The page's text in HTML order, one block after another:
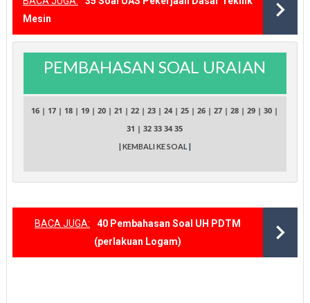
Mesin
PEMBAHASAN SOAL URAIAN
16 | 17 | 18 | 19 |20 |21 |22 |23 |24 |25 |26 |27 |28 |29 |30 |
31 |32 33 34 35
| KEMBALI KE SOAL |
BACA JUGA:
40 Pembahasan Soal UH PDTM
(perlakuan Logam)